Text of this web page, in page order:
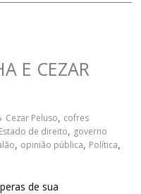
E CEZAR
Cezar Peluso, cofres
Estado de direito, governo
, opinião pública, Política,
de sua